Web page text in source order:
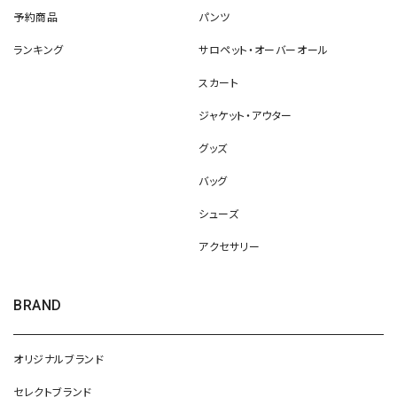
予約商品
ランキング
パンツ
サロペット・オーバーオール
スカート
ジャケット・アウター
グッズ
バッグ
シューズ
アクセサリー
BRAND
オリジナルブランド
セレクトブランド